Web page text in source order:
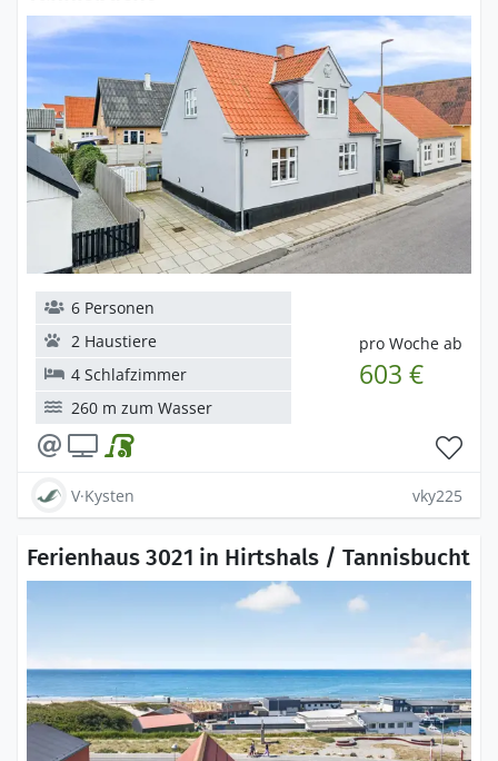
pro Woche ab
603 €
6 Personen
2 Haustiere
4 Schlafzimmer
260 m zum Wasser
V·Kysten vky225
Ferienhaus 3021 in Hirtshals / Tannisbucht